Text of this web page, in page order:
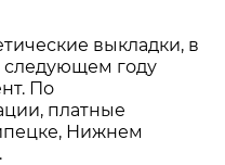
выкладки, в
следующем году
По
платные
Нижнем